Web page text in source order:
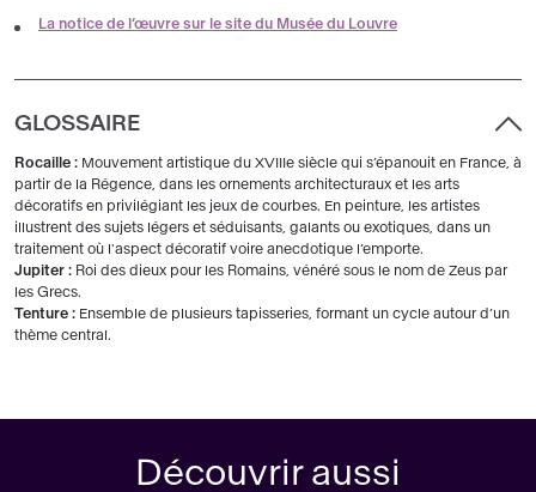
La notice de l’œuvre sur le site du Musée du Louvre
GLOSSAIRE
Rocaille : Mouvement artistique du XVIIIe siècle qui s’épanouit en France, à
partir de la Régence, dans les ornements architecturaux et les arts
décoratifs en privilégiant les jeux de courbes. En peinture, les artistes
illustrent des sujets légers et séduisants, galants ou exotiques, dans un
traitement où l'aspect décoratif voire anecdotique l’emporte.
Jupiter : Roi des dieux pour les Romains, vénéré sous le nom de Zeus par
les Grecs.
Tenture : Ensemble de plusieurs tapisseries, formant un cycle autour d’un
thème central.
Découvrir aussi